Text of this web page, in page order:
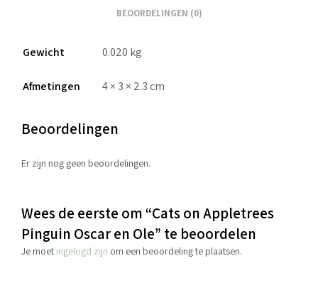
BEOORDELINGEN (0)
Gewicht 0.020 kg
Afmetingen 4 × 3 × 2.3 cm
Beoordelingen
Er zijn nog geen beoordelingen.
Wees de eerste om “Cats on Appletrees
Pinguin Oscar en Ole” te beoordelen
Je moet ingelogd zijn om een beoordeling te plaatsen.